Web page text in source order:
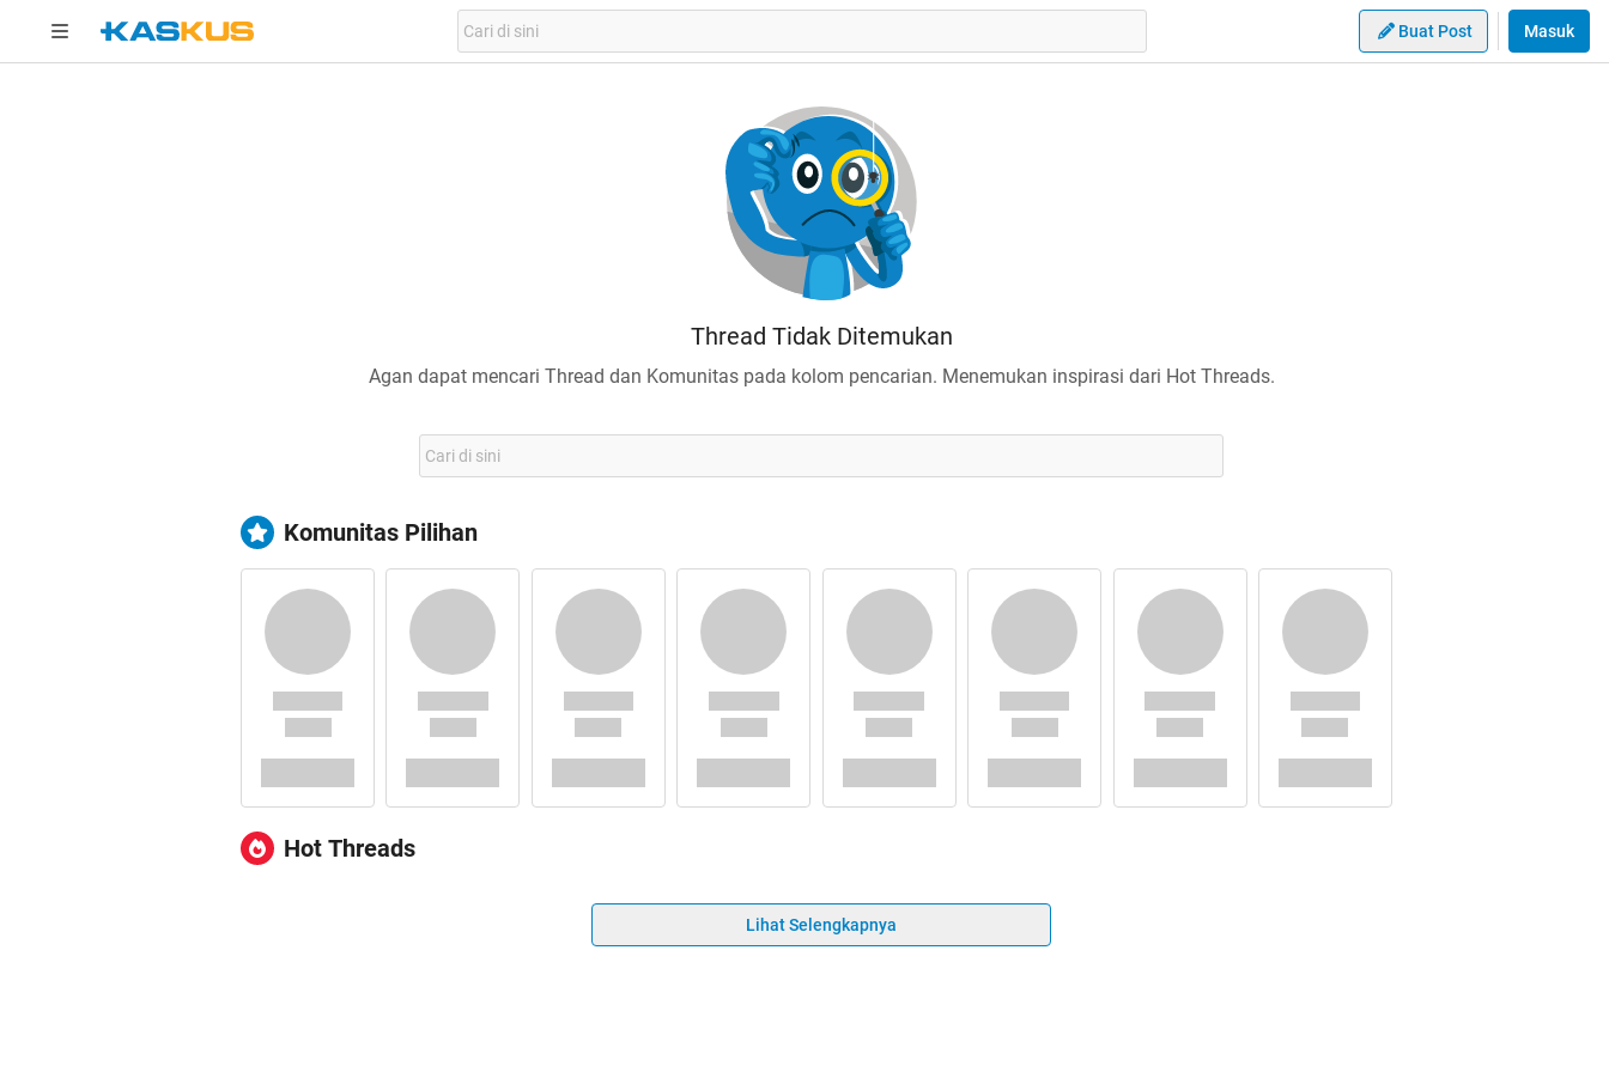
Buat Post Masuk
Thread Tidak Ditemukan
Agan dapat mencari Thread dan Komunitas pada kolom pencarian. Menemukan inspirasi dari Hot Threads.
Komunitas Pilihan
Hot Threads
Lihat Selengkapnya